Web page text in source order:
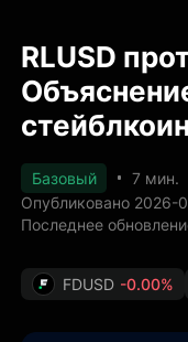
RLUSD
Базовый
7 мин.
Опубликовано 2026-
Последнее
FDUSD -0.00%